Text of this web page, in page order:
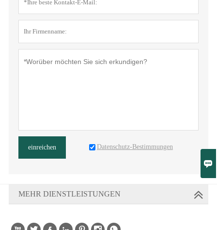

einreichen Datenschutz-Bestimmungen
MEHR DIENSTLEISTUNGEN